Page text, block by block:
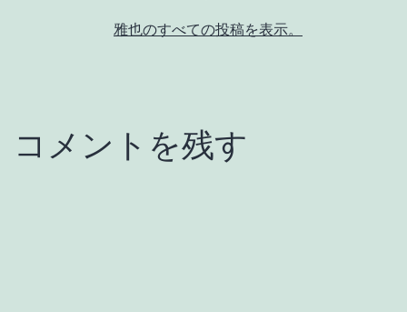
雅也のすべての投稿を表示。
コメントを残す